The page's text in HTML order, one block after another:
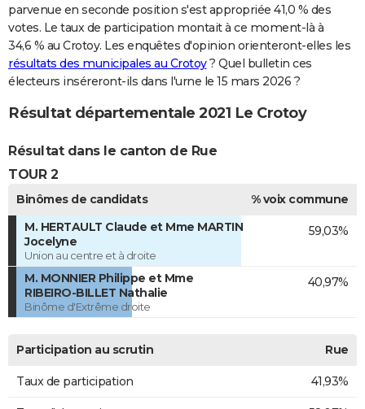
parvenue en seconde position s'est appropriée 41,0 % des
votes. Le taux de participation montait à ce moment-là à
34,6 % au Crotoy. Les enquêtes d'opinion orienteront-elles les
résultats des municipales au Crotoy? Quel bulletin ces
électeurs inséreront-ils dans l'urne le 15 mars 2026 ?
Résultat départementale 2021 Le Crotoy
Résultat dans le canton de Rue
TOUR 2
Binômes de candidats
% voix commune
M. HERTAULT Claude et Mme MARTIN
Jocelyne
Union au centre et à droite
59,03%
M. MONNIER Philippe et Mme
RIBEIRO-BILLET Nathalie
Binôme d'Extrême droite
40,97%
Participation au scrutin Rue
Taux de participation 41,93%